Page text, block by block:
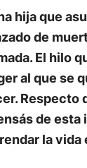
hija que
de
El hilo
al que se
Respecto
de esta
la vida